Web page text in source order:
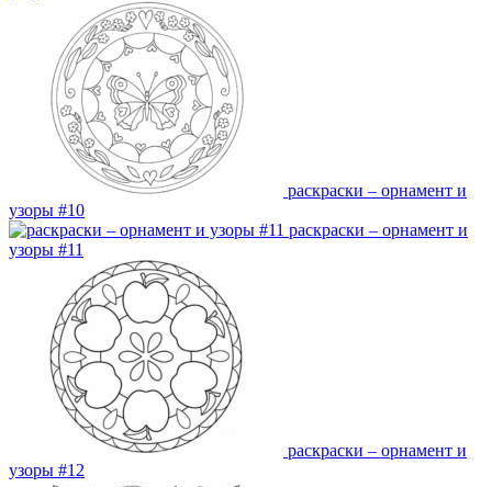
раскраски – орнамент и
узоры #10
раскраски – орнамент и
узоры #11
раскраски – орнамент и
узоры #12